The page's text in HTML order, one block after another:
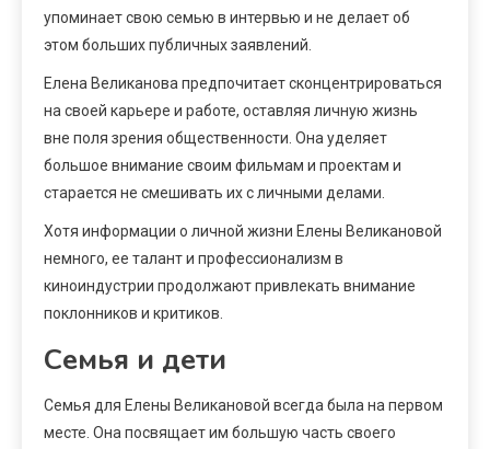
упоминает свою семью в интервью и не делает об
этом больших публичных заявлений.
Елена Великанова предпочитает сконцентрироваться
на своей карьере и работе, оставляя личную жизнь
вне поля зрения общественности. Она уделяет
большое внимание своим фильмам и проектам и
старается не смешивать их с личными делами.
Хотя информации о личной жизни Елены Великановой
немного, ее талант и профессионализм в
киноиндустрии продолжают привлекать внимание
поклонников и критиков.
Семья и дети
Семья для Елены Великановой всегда была на первом
месте. Она посвящает им большую часть своего